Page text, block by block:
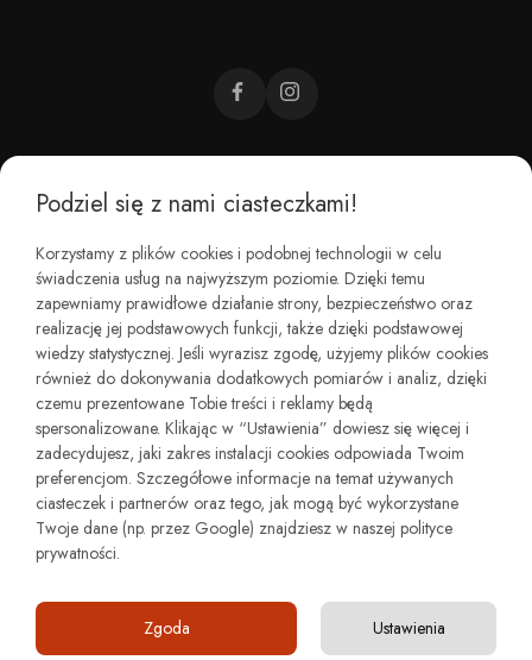
CZEMU BAREFOOT?
KIM JESTEŚMY?
REGULAMINY I ZWROTY
Podziel się z nami ciasteczkami!
Korzystamy z plików cookies i podobnej technologii w celu
świadczenia usług na najwyższym poziomie. Dzięki temu
zapewniamy prawidłowe działanie strony, bezpieczeństwo oraz
realizację jej podstawowych funkcji, także dzięki podstawowej
wiedzy statystycznej. Jeśli wyrazisz zgodę, użyjemy plików cookies
również do dokonywania dodatkowych pomiarów i analiz, dzięki
czemu prezentowane Tobie treści i reklamy będą
spersonalizowane. Klikając w “Ustawienia” dowiesz się więcej i
zadecydujesz, jaki zakres instalacji cookies odpowiada Twoim
preferencjom. Szczegółowe informacje na temat używanych
ciasteczek i partnerów oraz tego, jak mogą być wykorzystane
Twoje dane (np. przez Google) znajdziesz w naszej polityce
prywatności.
Zgoda Ustawienia